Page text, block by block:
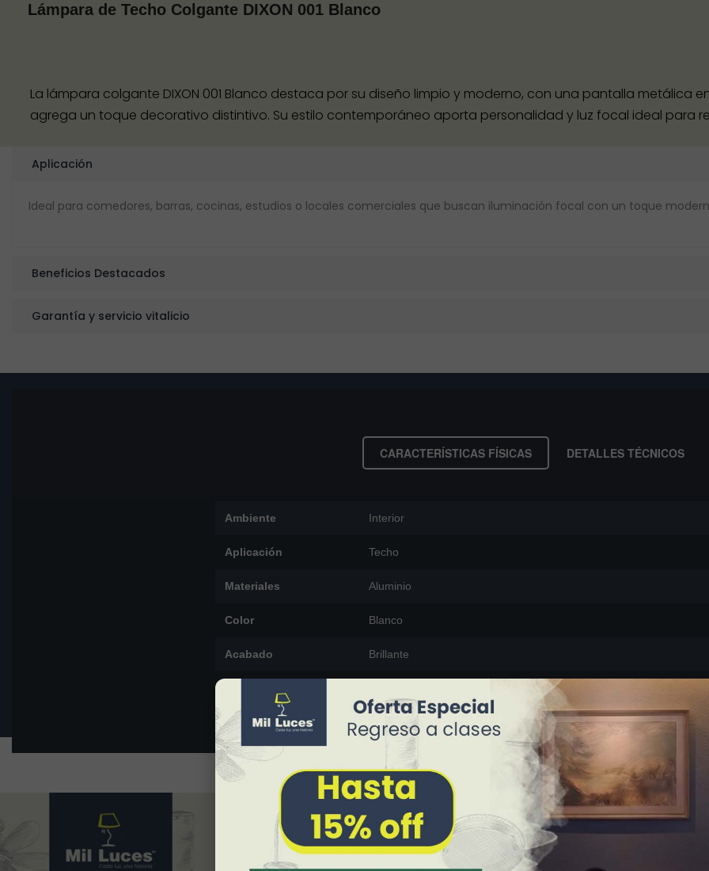
Lámpara de Techo Colgante DIXON 001 Blanco
La lámpara colgante DIXON 001 Blanco destaca por su diseño limpio y moderno, con una pantalla metálica
agrega un toque decorativo distintivo. Su estilo contemporáneo aporta personalidad y luz focal ideal para
Aplicación
Ideal para comedores, barras, cocinas, estudios o locales comerciales que buscan iluminación focal con un toque
Beneficios Destacados
Garantía y servicio vitalicio
CARACTERÍSTICAS FÍSICAS DETALLES TÉCNICOS
Ambiente Interior
Aplicación Techo
Materiales Aluminio
Color Blanco
Acabado Brillante
23 cm (largo) x 23 cm (ancho) x 115 cm (alto [ajustable])